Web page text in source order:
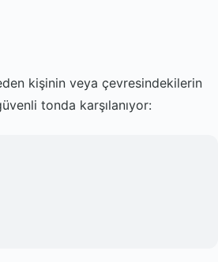
kişinin veya çevresindekilerin
tonda karşılanıyor: